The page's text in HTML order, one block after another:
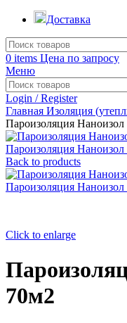
Доставка
0 items Цена по запросу
Меню
Login / Register
Главная Изоляция
Пароизоляция
Пароизоляция
Back to products
Пароизоляция
Click to enlarge
70м2